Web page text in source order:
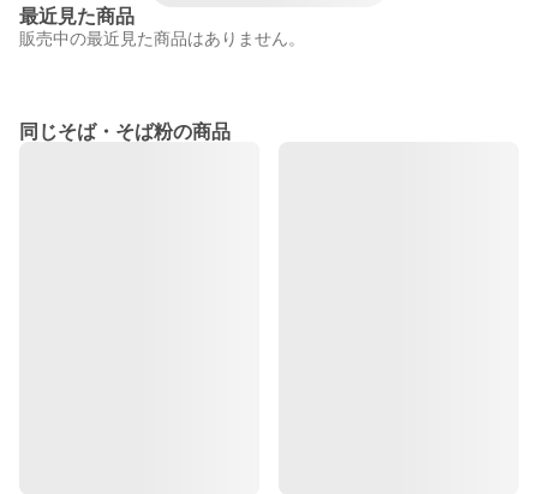
最近見た商品
販売中の最近見た商品はありません。
同じそば・そば粉の商品